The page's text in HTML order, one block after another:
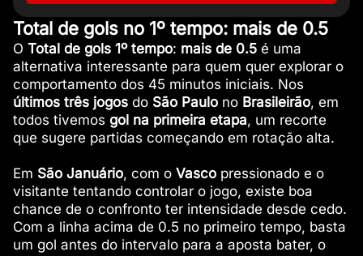
Total de gols no 1º tempo: mais de 0.5
O Total de gols 1º tempo: mais de 0.5é uma
alternativa interessante para quem quer explorar o
comportamento dos 45 minutos iniciais. Nos
últimos três jogosdo São Paulono Brasileirão, em
todos tivemos gol na primeira etapa, um recorte
que sugere partidas começando em rotação alta.
Em São Januário, com o Vascopressionado e o
visitante tentando controlar o jogo, existe boa
chance de o confronto ter intensidade desde cedo.
Com a linha acima de 0.5 no primeiro tempo, basta
um gol antes do intervalo para a aposta bater, o